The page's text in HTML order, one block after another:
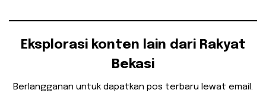
Eksplorasi konten lain dari Rakyat
Bekasi
Berlangganan untuk dapatkan pos terbaru lewat email.